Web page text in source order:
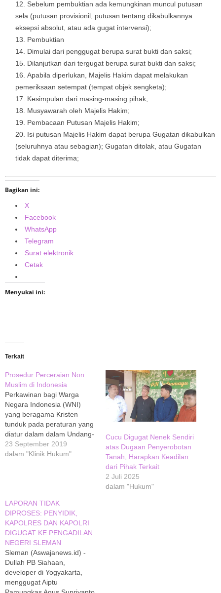
Sebelum pembuktian ada kemungkinan muncul putusan
sela (putusan provisionil, putusan tentang dikabulkannya
eksepsi absolut, atau ada gugat intervensi);
Pembuktian
Dimulai dari penggugat berupa surat bukti dan saksi;
Dilanjutkan dari tergugat berupa surat bukti dan saksi;
Apabila diperlukan, Majelis Hakim dapat melakukan
pemeriksaan setempat (tempat objek sengketa);
Kesimpulan dari masing-masing pihak;
Musyawarah oleh Majelis Hakim;
Pembacaan Putusan Majelis Hakim;
Isi putusan Majelis Hakim dapat berupa Gugatan dikabulkan
(seluruhnya atau sebagian); Gugatan ditolak, atau Gugatan
tidak dapat diterima;
Bagikan ini:
X
Facebook
WhatsApp
Telegram
Surat elektronik
Cetak
Menyukai ini:
Terkait
Prosedur Perceraian Non
Muslim di Indonesia
Perkawinan bagi Warga
Negara Indonesia (WNI)
yang beragama Kristen
tunduk pada peraturan yang
diatur dalam dalam Undang-
undang Perkawinan pasal 2
No. 1 Tahun 1974 yang
kepercayaannya itu. Tiap-
tiap perkawinan dicatat
menurut peraturan
perundang-undangan yang
berlaku. Mereka yang
melangsungkan Perkawinan,
…
23 September 2019
dalam "Klinik Hukum"
Cucu Digugat Nenek Sendiri
atas Dugaan Penyerobotan
Tanah, Harapkan Keadilan
dari Pihak Terkait
2 Juli 2025
dalam "Hukum"
LAPORAN TIDAK
DIPROSES: PENYIDIK,
KAPOLRES DAN KAPOLRI
DIGUGAT KE PENGADILAN
NEGERI SLEMAN
Sleman (Aswajanews.id) -
Dullah PB Siahaan,
developer di Yogyakarta,
menggugat Aiptu